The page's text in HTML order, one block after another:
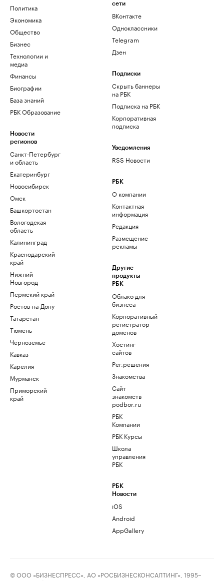
Политика
Экономика
Общество
Бизнес
Технологии и
медиа
Финансы
Биографии
База знаний
РБК Образование
Новости
регионов
Санкт-Петербург
и область
Екатеринбург
Новосибирск
Омск
Башкортостан
Вологодская
область
Калининград
Краснодарский
край
Нижний
Новгород
Пермский край
Ростов-на-Дону
Татарстан
Тюмень
Черноземье
Кавказ
Карелия
Мурманск
Приморский
край
сети
ВКонтакте
Одноклассники
Telegram
Дзен
Подписки
Скрыть баннеры
на РБК
Подписка на РБК
Корпоративная
подписка
Уведомления
RSS Новости
РБК
О компании
Контактная
информация
Редакция
Размещение
рекламы
Другие
продукты
РБК
Облако для
бизнеса
Корпоративный
регистратор
доменов
Хостинг
сайтов
Рег.решения
Знакомства
Сайт
знакомств
podbor.ru
РБК
Компании
РБК Курсы
Школа
управления
РБК
РБК
Новости
iOS
Android
AppGallery
© ООО «БИЗНЕСПРЕСС», АО «РОСБИЗНЕСКОНСАЛТИНГ», 1995–